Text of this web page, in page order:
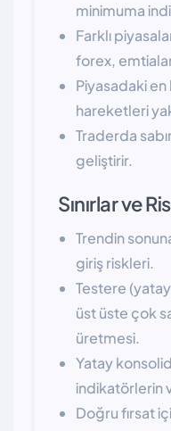
minimuma
Farklı
forex,
Piyasadaki en
hareketleri
Traderda
geliştirir.
Sınırlar ve
Trendin
giriş riskleri.
Testere
üst üste çok
üretmesi.
Yatay
indikatörlerin
Doğru fırsat